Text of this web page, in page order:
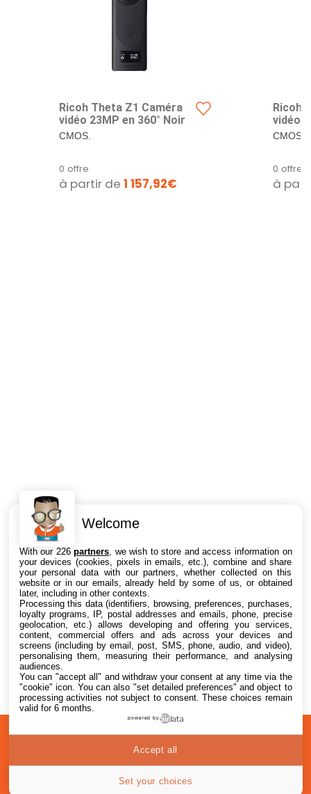
Ricoh Theta Z1 Caméra
vidéo 23MP en 360° Noir
CMOS.
0 offre
à partir de 1 157,92€
Ricoh
vidéo
CMOS.
0 offre
à
Intéressant ? Partagez !
A
Confidentialité
© 2012-2026
Welcome
With our 226partners , we wish to store and access information on
your devices (cookies, pixels in emails, etc.), combine and share
your personal data with our partners, whether collected on this
website or in our emails, already held by some of us, or obtained
later, including in other contexts.
Processing this data (identifiers, browsing, preferences, purchases,
loyalty programs, IP, postal addresses and emails, phone, precise
geolocation, etc.) allows developing and offering you services,
content, commercial offers and ads across your devices and
screens (including by email, post, SMS, phone, audio, and video),
personalising them, measuring their performance, and analysing
audiences.
You can "accept all" and withdraw your consent at any time via the
"cookie" icon. You can also "set detailed preferences" and object to
processing activities not subject to consent. These choices remain
valid for 6 months.
powered by
Set your choices
Accept all